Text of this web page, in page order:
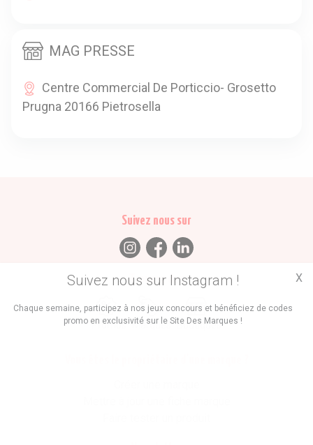
MAG PRESSE
Centre Commercial De Porticcio- Grosetto
Prugna 20166 Pietrosella
Suivez nous sur Instagram !
Chaque semaine, participez à nos jeux concours et bénéficiez de codes
promo en exclusivité sur le Site Des Marques !
X
Suivez nous sur
Trouvez des
Promos Marques Boutiques